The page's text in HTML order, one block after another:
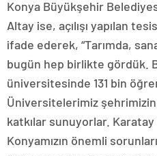
Konya Büyükşehir
Altay ise, açılışı yapılan
ifade ederek, “Tarımda,
bugün hep birlikte gördük.
üniversitesinde 131 bin
Üniversitelerimiz
katkılar sunuyorlar.
Konyamızın önemli